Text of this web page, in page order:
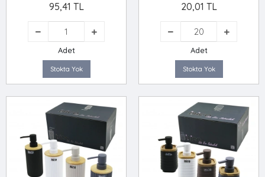
95,41 TL
Adet
Stokta Yok
20,01 TL
Adet
Stokta Yok